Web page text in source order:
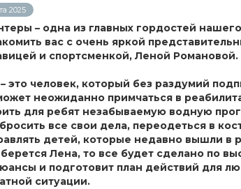
2025
– одна из главных гордостей
вас с очень яркой
и спортсменкой, Леной Романовой.
это человек, который без раздумий
неожиданно примчаться в
для ребят незабываемую водную
все свои дела, переодеться в
детей, которые недавно вышли в
Лена, то все будет сделано по
и подготовит план действий для
ситуации.